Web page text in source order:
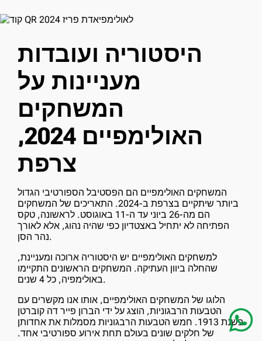
היסטוריה ועובדות
מעניינות על
המשחקים
האולימפיים 2024,
צרפת
המשחקים האולימפיים הם הפסטיבל הספורטיבי הגדול
ביותר שיתקיים בצרפת ב-2024. התאריכים של המשחקים
הם מה-26 ביוני עד ה-11 באוגוסט. לראשונה, טקס
הפתיחה לא יתחיל באצטדיון כפי שהיה נהוג, אלא לאורך
נהר הסן.
למשחקים האולימפיים יש היסטוריה ארוכה ומעניינת,
שהחלה ביוון העתיקה. המשחקים הראשונים התקיימו
באולימפיה, כל 4 שנים.
הלוגו של המשחקים האולימפיים, אותו אנו מקשרים עם
הטבעות הרבגוניות, הוצג על ידי הברון פייר דה קוברטן
בשנת 1913. חמש הטבעות הרבגוניות מסמלות את אחדותן
של חלקים שונים בעולם תחת אירוע ספורטיבי אחד.